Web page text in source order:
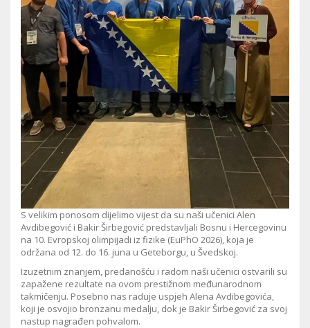
S velikim ponosom dijelimo vijest da su naši učenici Alen
Avdibegović i Bakir Širbegović predstavljali Bosnu i Hercegovinu
na 10. Evropskoj olimpijadi iz fizike (EuPhO 2026), koja je
održana od 12. do 16. juna u Geteborgu, u Švedskoj.
Izuzetnim znanjem, predanošću i radom naši učenici ostvarili su
zapažene rezultate na ovom prestižnom međunarodnom
takmičenju. Posebno nas raduje uspjeh Alena Avdibegovića,
koji je osvojio bronzanu medalju, dok je Bakir Širbegović za svoj
nastup nagrađen pohvalom.